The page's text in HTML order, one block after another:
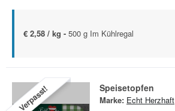
€ 2,58 / kg - 500 g Im Kühlregal
Verpasst! Speisetopfen
Marke: Echt Herzhaft